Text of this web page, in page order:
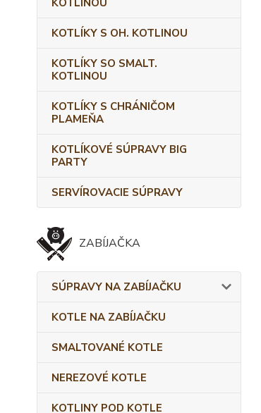
KOTLINOU
KOTLÍKY S OH. KOTLINOU
KOTLÍKY SO SMALT.
KOTLINOU
KOTLÍKY S CHRÁNIČOM
PLAMEŇA
KOTLÍKOVÉ SÚPRAVY BIG
PARTY
SERVÍROVACIE SÚPRAVY
ZABÍJAČKA
SÚPRAVY NA ZABÍJAČKU
KOTLE NA ZABÍJAČKU
SMALTOVANÉ KOTLE
NEREZOVÉ KOTLE
KOTLINY POD KOTLE